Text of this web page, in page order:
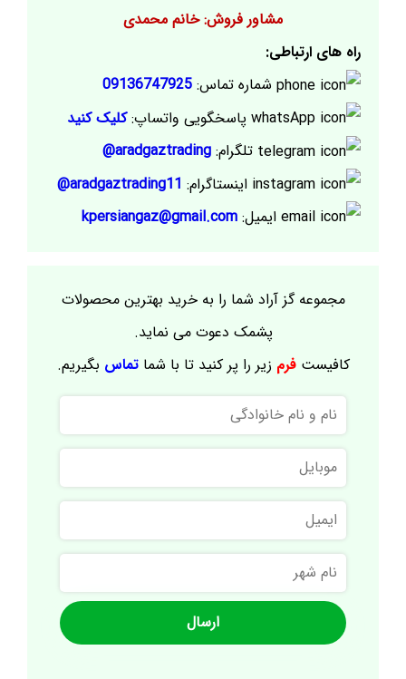
مشاور فروش: خانم محمدی
راه های ارتباطی:
شماره تماس: 09136747925
پاسخگویی واتساپ:کلیک کنید
تلگرام: aradgaztrading@
اینستاگرام: aradgaztrading11@
ایمیل: kpersiangaz@gmail.com
مجموعه گز آراد شما را به خرید بهترین محصولات
پشمک دعوت می نماید.
کافیستفرم زیر را پر کنید تا با شماتماس بگیریم.
نام
و
نام
خانوادگی
موبایل
ایمیل
نام
شهر